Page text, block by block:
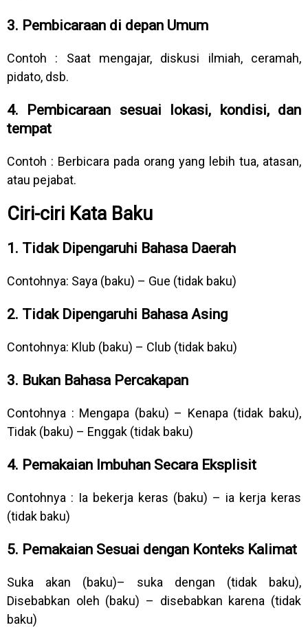
3. Pembicaraan di depan Umum
Contoh : Saat mengajar, diskusi ilmiah, ceramah,
pidato, dsb.
4. Pembicaraan sesuai lokasi, kondisi, dan
tempat
Contoh : Berbicara pada orang yang lebih tua, atasan,
atau pejabat.
Ciri-ciri Kata Baku
1. Tidak Dipengaruhi Bahasa Daerah
Contohnya: Saya (baku) – Gue (tidak baku)
2. Tidak Dipengaruhi Bahasa Asing
Contohnya: Klub (baku) – Club (tidak baku)
3. Bukan Bahasa Percakapan
Contohnya : Mengapa (baku) – Kenapa (tidak baku),
Tidak (baku) – Enggak (tidak baku)
4. Pemakaian Imbuhan Secara Eksplisit
Contohnya : Ia bekerja keras (baku) – ia kerja keras
(tidak baku)
5. Pemakaian Sesuai dengan Konteks Kalimat
Suka akan (baku)– suka dengan (tidak baku),
Disebabkan oleh (baku) – disebabkan karena (tidak
baku)